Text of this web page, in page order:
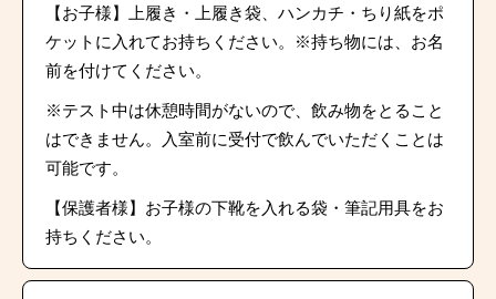
【お子様】上履き・上履き袋、ハンカチ・ちり紙をポ
ケットに入れてお持ちください。※持ち物には、お名
前を付けてください。
※テスト中は休憩時間がないので、飲み物をとること
はできません。入室前に受付で飲んでいただくことは
可能です。
【保護者様】お子様の下靴を入れる袋・筆記用具をお
持ちください。